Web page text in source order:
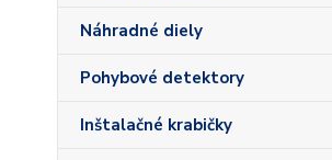
Náhradné diely
Pohybové detektory
Inštalačné krabičky